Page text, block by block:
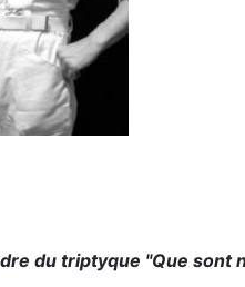
du triptyque "Que sont